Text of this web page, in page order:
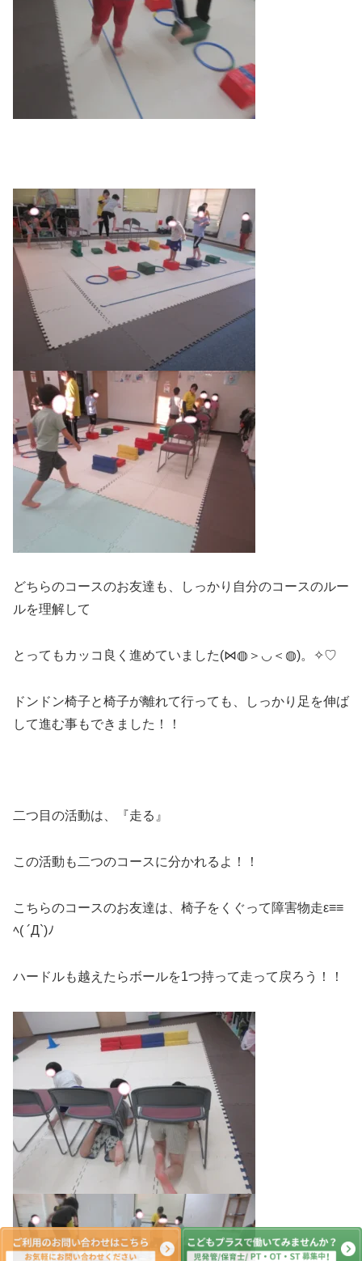
どちらのコースのお友達も、しっかり自分のコースのルー
ルを理解して
とってもカッコ良く進めていました(⋈◍＞◡＜◍)。✧♡
ドンドン椅子と椅子が離れて行っても、しっかり足を伸ば
して進む事もできました！！
二つ目の活動は、『走る』
この活動も二つのコースに分かれるよ！！
こちらのコースのお友達は、椅子をくぐって障害物走ε≡≡
ﾍ( ´Д`)ﾉ
ハードルも越えたらボールを1つ持って走って戻ろう！！